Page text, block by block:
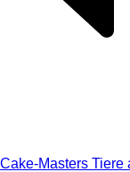
Cake-Masters Tiere